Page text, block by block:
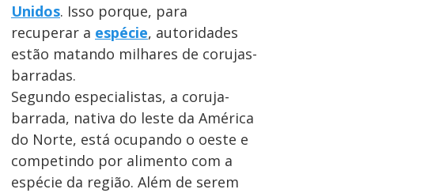
Unidos. Isso porque, para
recuperar a espécie, autoridades
estão matando milhares de corujas-
barradas.
Segundo especialistas, a coruja-
barrada, nativa do leste da América
do Norte, está ocupando o oeste e
competindo por alimento com a
espécie da região. Além de serem